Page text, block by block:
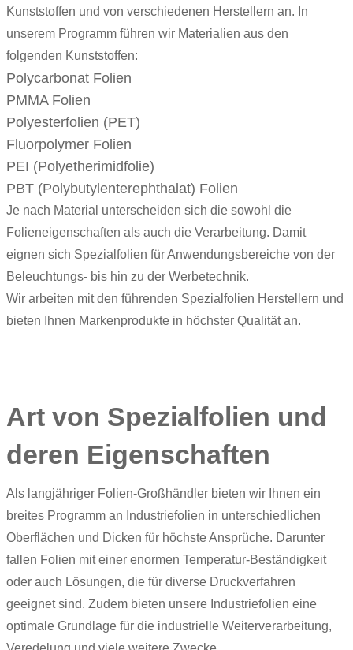
Kunststoffen und von verschiedenen Herstellern an. In
unserem Programm führen wir Materialien aus den
folgenden Kunststoffen:
Polycarbonat Folien
PMMA Folien
Polyesterfolien (PET)
Fluorpolymer Folien
PEI (Polyetherimidfolie)
PBT (Polybutylenterephthalat) Folien
Je nach Material unterscheiden sich die sowohl die
Folieneigenschaften als auch die Verarbeitung. Damit
eignen sich Spezialfolien für Anwendungsbereiche von der
Beleuchtungs- bis hin zu der Werbetechnik.
Wir arbeiten mit den führenden Spezialfolien Herstellern und
bieten Ihnen Markenprodukte in höchster Qualität an.
Art von Spezialfolien und
deren Eigenschaften
Als langjähriger Folien-Großhändler bieten wir Ihnen ein
breites Programm an Industriefolien in unterschiedlichen
Oberflächen und Dicken für höchste Ansprüche. Darunter
fallen Folien mit einer enormen Temperatur-Beständigkeit
oder auch Lösungen, die für diverse Druckverfahren
geeignet sind. Zudem bieten unsere Industriefolien eine
optimale Grundlage für die industrielle Weiterverarbeitung,